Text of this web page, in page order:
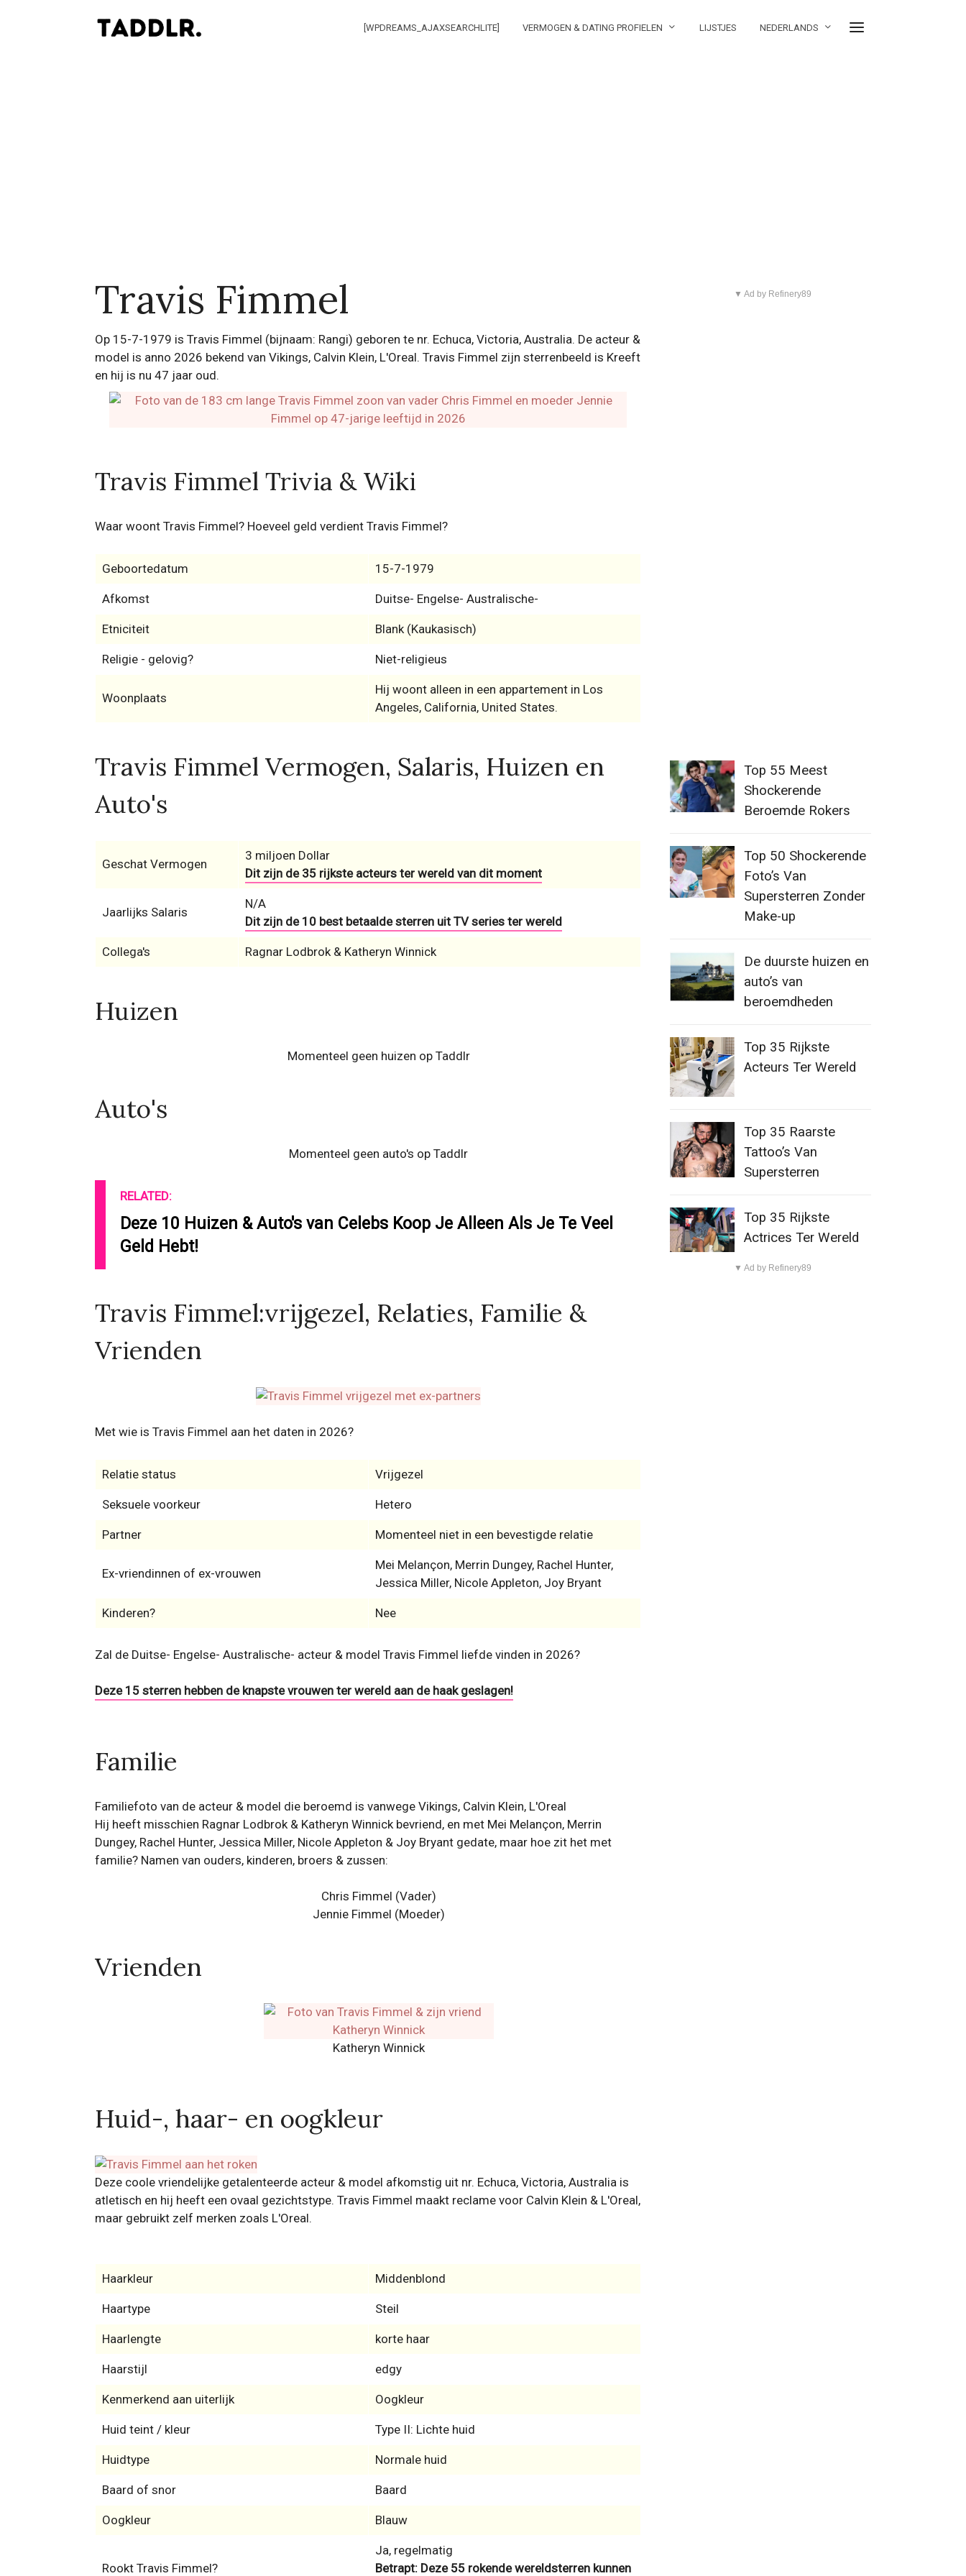
[WPDREAMS_AJAXSEARCHLITE] VERMOGEN & DATING PROFIELEN LIJSTJES NEDERLANDS
Travis Fimmel
Op 15-7-1979 is Travis Fimmel (bijnaam: Rangi) geboren te nr. Echuca, Victoria, Australia. De acteur &
model is anno 2026 bekend van Vikings, Calvin Klein, L'Oreal. Travis Fimmel zijn sterrenbeeld is Kreeft
en hij is nu 47 jaar oud.
Travis Fimmel Trivia & Wiki
Waar woont Travis Fimmel? Hoeveel geld verdient Travis Fimmel?
Geboortedatum 15-7-1979
Afkomst Duitse- Engelse- Australische-
Etniciteit Blank (Kaukasisch)
Religie - gelovig? Niet-religieus
Woonplaats
Hij woont alleen in een appartement in Los
Angeles, California, United States.
Travis Fimmel Vermogen, Salaris, Huizen en
Auto's
Geschat Vermogen
3 miljoen Dollar
Dit zijn de 35 rijkste acteurs ter wereld van dit moment
Jaarlijks Salaris
N/A
Dit zijn de 10 best betaalde sterren uit TV series ter wereld
Collega's Ragnar Lodbrok & Katheryn Winnick
Huizen
Momenteel geen huizen op Taddlr
Auto's
Momenteel geen auto's op Taddlr
RELATED:
Deze 10 Huizen & Auto's van Celebs Koop Je Alleen Als Je Te Veel
Geld Hebt!
Travis Fimmel:vrijgezel, Relaties, Familie &
Vrienden
Met wie is Travis Fimmel aan het daten in 2026?
Relatie status Vrijgezel
Seksuele voorkeur Hetero
Partner Momenteel niet in een bevestigde relatie
Ex-vriendinnen of ex-vrouwen
Mei Melançon, Merrin Dungey, Rachel Hunter,
Jessica Miller, Nicole Appleton, Joy Bryant
Kinderen? Nee
Zal de Duitse- Engelse- Australische- acteur & model Travis Fimmel liefde vinden in 2026?
Deze 15 sterren hebben de knapste vrouwen ter wereld aan de haak geslagen!
Familie
Familiefoto van de acteur & model die beroemd is vanwege Vikings, Calvin Klein, L'Oreal
Hij heeft misschien Ragnar Lodbrok & Katheryn Winnick bevriend, en met Mei Melançon, Merrin
Dungey, Rachel Hunter, Jessica Miller, Nicole Appleton & Joy Bryant gedate, maar hoe zit het met
familie? Namen van ouders, kinderen, broers & zussen:
Chris Fimmel (Vader)
Jennie Fimmel (Moeder)
Vrienden
Katheryn Winnick
Huid-, haar- en oogkleur
Deze coole vriendelijke getalenteerde acteur & model afkomstig uit nr. Echuca, Victoria, Australia is
atletisch en hij heeft een ovaal gezichtstype. Travis Fimmel maakt reclame voor Calvin Klein & L'Oreal,
maar gebruikt zelf merken zoals L'Oreal.
Haarkleur Middenblond
Haartype Steil
Haarlengte korte haar
Haarstijl edgy
Kenmerkend aan uiterlijk Oogkleur
Huid teint / kleur Type II: Lichte huid
Huidtype Normale huid
Baard of snor Baard
Oogkleur Blauw
Rookt Travis Fimmel?
Ja, regelmatig
Betrapt: Deze 55 rokende wereldsterren kunnen
▼ Ad by Refinery89
Top 55 Meest
Shockerende
Beroemde Rokers
Top 50 Shockerende
Foto’s Van
Supersterren Zonder
Make-up
De duurste huizen en
auto’s van
beroemdheden
Top 35 Rijkste
Acteurs Ter Wereld
Top 35 Raarste
Tattoo’s Van
Supersterren
Top 35 Rijkste
Actrices Ter Wereld
▼ Ad by Refinery89